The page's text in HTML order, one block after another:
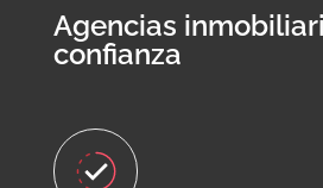
Agencias
confianza